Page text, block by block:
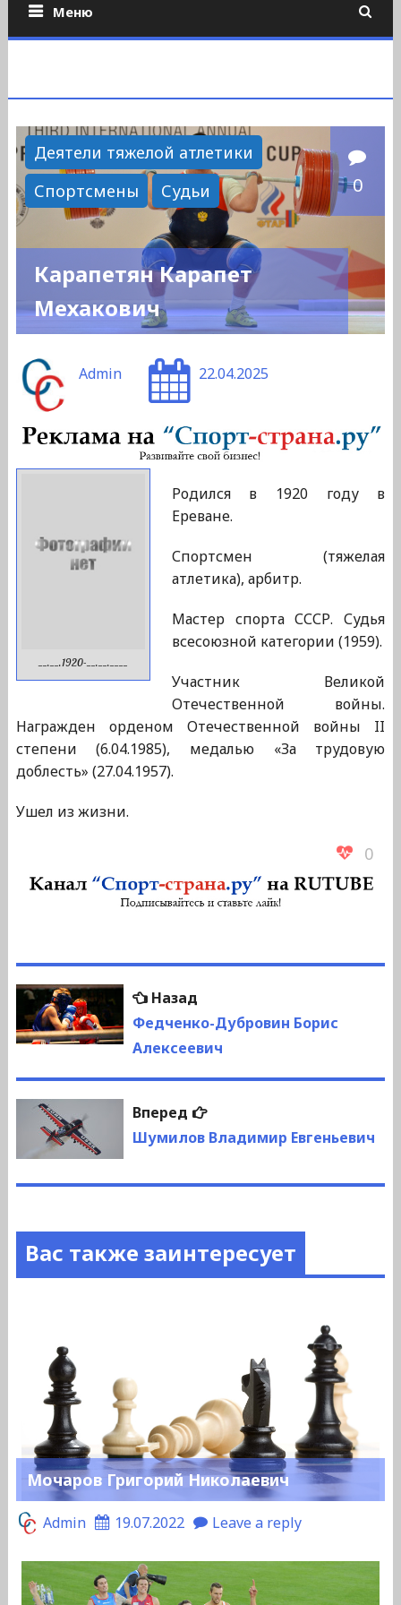
Меню
Деятели тяжелой атлетики
Спортсмены
Судьи 0
Карапетян Карапет
Мехакович
Admin 22.04.2025
__.__.1920-__.__.____
Родился в 1920 году в
Ереване.
Спортсмен (тяжелая
атлетика), арбитр.
Мастер спорта СССР. Судья
всесоюзной категории (1959).
Участник Великой
Отечественной войны.
Награжден орденом Отечественной войны II
степени (6.04.1985), медалью «За трудовую
доблесть» (27.04.1957).
Ушел из жизни.
0
Навигация
по
НазадПредыдущая
запись:
Федченко-Дубровин Борис
Алексеевич
Вперед
Следующая
запись:
Шумилов Владимир Евгеньевич
Вас также заинтересует
Мочаров Григорий Николаевич
Admin 19.07.2022 Leave a reply